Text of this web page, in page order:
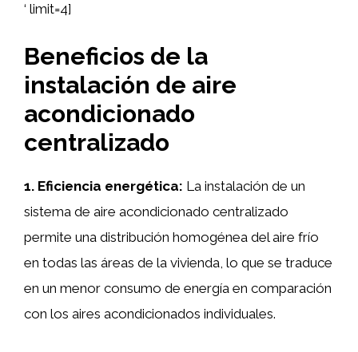
‘ limit=4]
Beneficios de la
instalación de aire
acondicionado
centralizado
1. Eficiencia energética: La instalación de un
sistema de aire acondicionado centralizado
permite una distribución homogénea del aire frío
en todas las áreas de la vivienda, lo que se traduce
en un menor consumo de energía en comparación
con los aires acondicionados individuales.